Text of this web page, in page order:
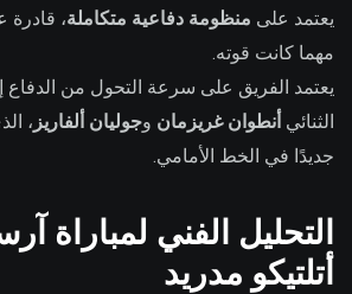
يعتمد على منظومة دفاعية متكاملة،
مهما كانت قوته.
يعتمد الفريق على سرعة التحول من الدفاع
الثنائي أنطوان غريزمان وجوليان ألفاريز ،
جديدًا في الخط الأمامي.
التحليل الفني لمباراة
أتلتيكو مدريد